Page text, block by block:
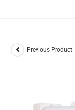
Previous Product